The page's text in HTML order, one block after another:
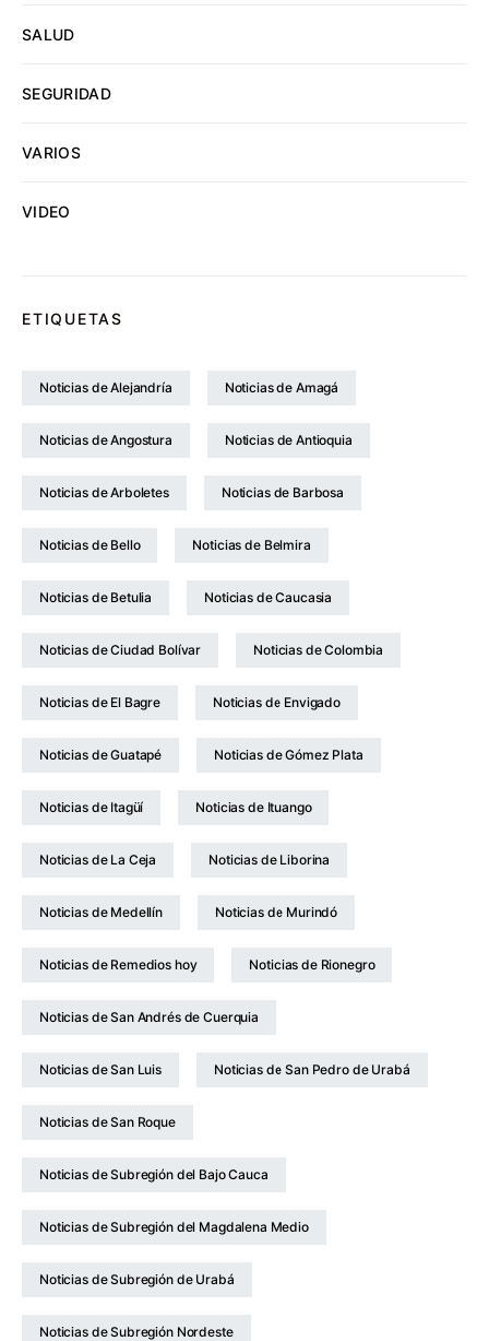
SALUD
SEGURIDAD
VARIOS
VIDEO
ETIQUETAS
Noticias de Alejandría Noticias de Amagá
Noticias de Angostura Noticias de Antioquia
Noticias de Arboletes Noticias de Barbosa
Noticias de Bello Noticias de Belmira
Noticias de Betulia Noticias de Caucasia
Noticias de Ciudad Bolívar Noticias de Colombia
Noticias de El Bagre Noticias de Envigado
Noticias de Guatapé Noticias de Gómez Plata
Noticias de Itagüí Noticias de Ituango
Noticias de La Ceja Noticias de Liborina
Noticias de Medellín Noticias de Murindó
Noticias de Remedios hoy Noticias de Rionegro
Noticias de San Andrés de Cuerquia
Noticias de San Luis Noticias de San Pedro de Urabá
Noticias de San Roque
Noticias de Subregión del Bajo Cauca
Noticias de Subregión del Magdalena Medio
Noticias de Subregión de Urabá
Noticias de Subregión Nordeste